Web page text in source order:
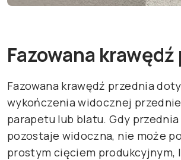
Fazowana
Fazowana krawędź przednia
wykończenia widocznej
parapetu lub blatu. Gdy
pozostaje widoczna, nie może
prostym cięciem produkcyjnym,